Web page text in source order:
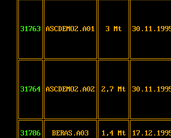
31763 ASCDEMO2.A01 3 Mt
31764 ASCDEMO2.A02 2,7 Mt
31786 BERAS.A03 1,4 Mt